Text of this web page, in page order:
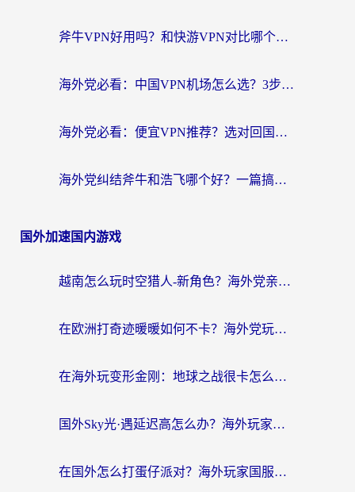
斧牛VPN好用吗？和快游VPN对比哪个回国效果更好？马来西亚留学生亲测分享
海外党必看：中国VPN机场怎么选？3步教你无缝访问国内资源（附避坑指南）
海外党必看：便宜VPN推荐？选对回国加速器才能无缝刷国内剧玩国服
海外党纠结斧牛和浩飞哪个好？一篇搞定回国加速器选择+无缝访问国内资源指南
国外加速国内游戏
越南怎么玩时空猎人-新角色？海外党亲测有效的国服游戏加速指南
在欧洲打奇迹暖暖如何不卡？海外党玩国服游戏的终极加速攻略
在海外玩变形金刚：地球之战很卡怎么办？老玩家亲测的加速器指南，解决卡顿烦恼
国外Sky光·遇延迟高怎么办？海外玩家国服游戏加速终极指南（附实测技巧）
在国外怎么打蛋仔派对？海外玩家国服游戏加速避坑指南（附实测推荐）